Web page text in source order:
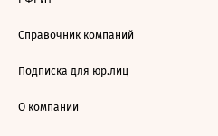
Справочник компаний
Подписка для юр.лиц
О компании